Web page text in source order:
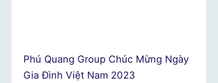
Phú Quang Group Chúc Mừng Ngày
Gia Đình Việt Nam 2023